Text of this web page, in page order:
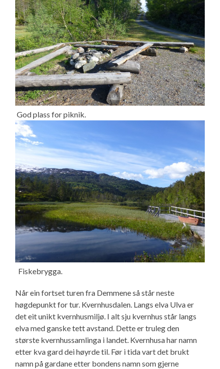
God plass for piknik.
Fiskebrygga.
Når ein fortset turen fra Demmene så står neste
høgdepunkt for tur. Kvernhusdalen. Langs elva Ulva er
det eit unikt kvernhusmiljø. I alt sju kvernhus står langs
elva med ganske tett avstand. Dette er truleg den
største kvernhussamlinga i landet. Kvernhusa har namn
etter kva gard dei høyrde til. Før i tida vart det brukt
namn på gardane etter bondens namn som gjerne